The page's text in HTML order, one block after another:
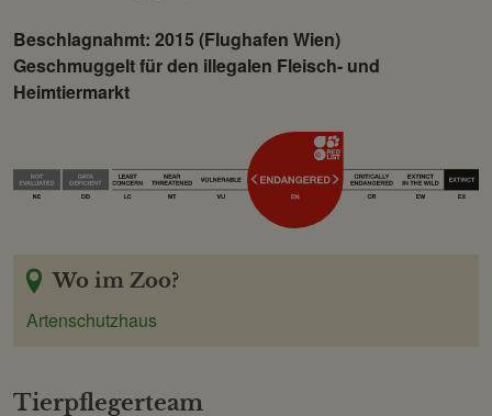
Beschlagnahmt: 2015 (Flughafen Wien)
Geschmuggelt für den illegalen Fleisch- und
Heimtiermarkt
Wo im Zoo?
Artenschutzhaus
Tierpflegerteam